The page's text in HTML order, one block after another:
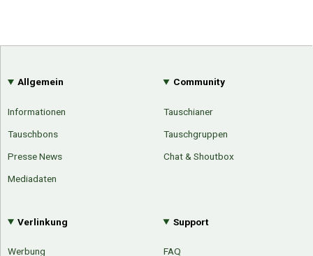
Allgemein
Informationen
Tauschbons
Presse News
Mediadaten
Community
Tauschianer
Tauschgruppen
Chat & Shoutbox
Verlinkung
Werbung
Support
FAQ